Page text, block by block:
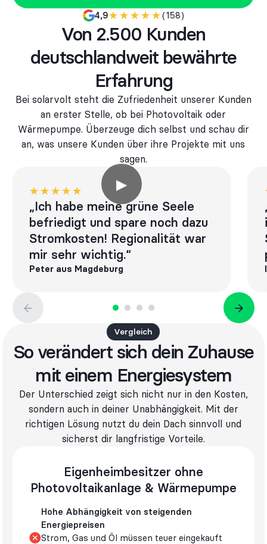
4,9★★★★★
★★★★★(158)
Von 2.500 Kunden
deutschlandweit bewährte
Erfahrung
Bei solarvolt steht die Zufriedenheit unserer Kunden
an erster Stelle, ob bei Photovoltaik oder
Wärmepumpe. Überzeuge dich selbst und schau dir
an, was unsere Kunden über ihre Projekte mit uns
sagen.
▶
★★★★★
★★★★★
„Ich habe meine grüne Seele
befriedigt und spare noch dazu
Stromkosten! Regionalität war
mir sehr wichtig.“
Peter aus Magdeburg
Vergleich
So verändert sich dein Zuhause
mit einem Energiesystem
Der Unterschied zeigt sich nicht nur in den Kosten,
sondern auch in deiner Unabhängigkeit. Mit der
richtigen Lösung nutzt du dein Dach sinnvoll und
sicherst dir langfristige Vorteile.
Eigenheimbesitzer ohne
Photovoltaikanlage & Wärmepumpe
Hohe Abhängigkeit von steigenden
Energiepreisen
Strom, Gas und Öl müssen teuer eingekauft